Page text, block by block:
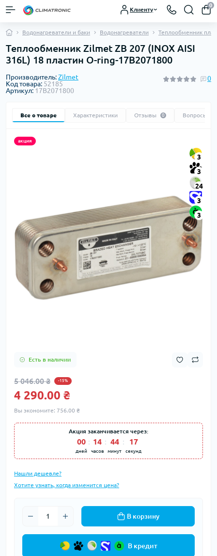
Клиенту
0
Водонагреватели и баки Водонагреватели Теплообменник
Теплообменник Zilmet ZB 207 (INOX AISI
316L) 18 пластин O-ring-17B2071800
Производитель:Zilmet
Код товара: 52185
Артикул: 17B2071800
0
Все о товаре Характеристики Отзывы 0 Вопросы
акция
3
3
24
3
3
Есть в наличии
5 046.00 ₴ -15%
4 290.00 ₴
Вы экономите: 756.00 ₴
Акция заканчивается через:
00
дней
14
часов
44
минут
17
секунд
Нашли дешевле?
Хотите узнать, когда изменится цена?
В корзину
В кредит